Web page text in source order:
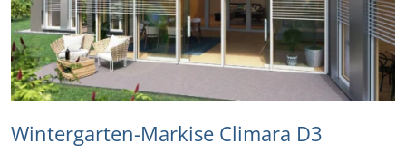
Wintergarten-Markise Climara D3